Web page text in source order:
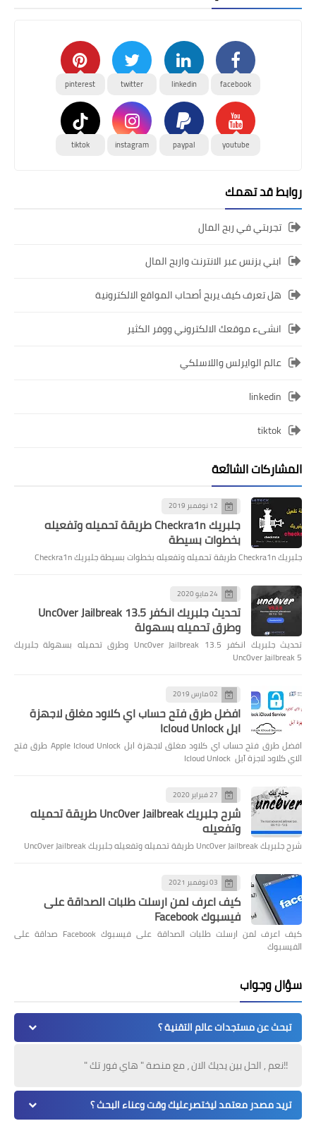
facebook
linkedin
twitter
pinterest
youtube
paypal
instagram
tiktok
روابط قد تهمك
تجربتي في ربح المال
ابني بزنس عبر الانترنت واربح المال
هل تعرف كيف يربح أصحاب المواقع الالكترونية
انشىء موقعك الالكتروني ووفر الكثير
عالم الوايرلس واللاسلكي
linkedin
tiktok
المشاركات الشائعة
12 نوفمبر 2019
جلبريك Checkra1n طريقة تحميله وتفعيله
بخطوات بسيطة
جلبريك Checkra1n طريقة تحميله وتفعيله بخطوات بسيطة جلبريك Checkra1n
24 مايو 2020
تحديث جلبريك انكفر Unc0ver Jailbreak 13.5
وطرق تحميله بسهولة
تحديث جلبريك انكفر Unc0ver Jailbreak 13.5 وطرق تحميله بسهولة جلبريك
Unc0ver Jailbreak 5
02 مارس 2019
افضل طرق فتح حساب اي كلاود مغلق لاجهزة
ابل Icloud Unlock
افضل طرق فتح حساب اي كلاود مغلق لاجهزة ابل Apple Icloud Unlock طرق فتح
الاي كلاود لاجزة آبل Icloud Unlock
27 فبراير 2020
شرح جلبريك Unc0ver Jailbreak طريقة تحميله
وتفعيله
شرح جلبريك Unc0ver Jailbreak طريقة تحميله وتفعيله جلبريك Unc0ver Jailbreak
03 نوفمبر 2021
كيف اعرف لمن ارسلت طلبات الصداقة على
فيسبوك Facebook
كيف اعرف لمن ارسلت طلبات الصداقة على فيسبوك Facebook صداقة على
الفيسبوك
سؤال وجواب
تبحث عن مستجدات عالم التقنية ؟
!!نعم , الحل بين يديك الان ، مع منصة " هاي فور تك "
تريد مصدر معتمد ليختصرعليك وقت وعناء البحث ؟